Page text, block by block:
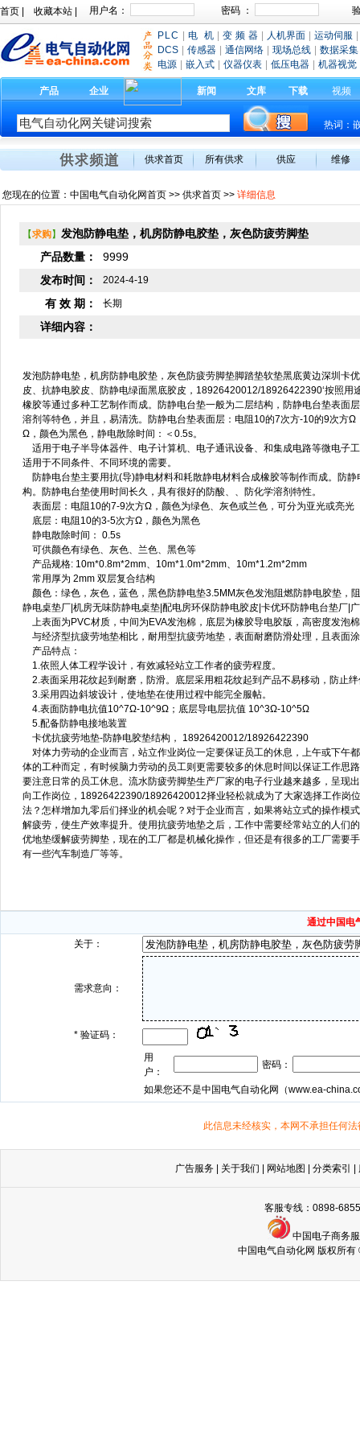
首页 收藏本站
PLC 电 机 变 频 器 人机界面 运动伺服
DCS
传感器 通信网络 现场总线
数据采集
电源
嵌入式 仪器仪表 低压电器 机器视觉
产品 企业 新闻 文库 下载 视频
热词：
供求首页 所有供求 供应 维修
您现在的位置： 中国电气自动化网首页 >> 供求首页 >> 详细信息
【求购】 发泡防静电垫，机房防静电胶垫，灰色防疲劳脚垫
产品数量：
9999
发布时间：
2024-4-19
有 效 期： 长期
详细内容：
发泡防静电垫，机房防静电胶垫，灰色防疲劳脚垫脚踏垫软垫黑底黄边深圳
皮、抗静电胶皮、防静电绿面黑底胶皮，18926420012/18926422390‘按照
橡胶等通过多种工艺制作而成。防静电台垫一般为二层结构，防静电台垫表面
溶剂等特色，并且，易清洗。防静电台垫表面层：电阻10的7次方-10的9次方
Ω，颜色为黑色，静电散除时间：＜0.5s。
适用于电子半导体器件、电子计算机、电子通讯设备、和集成电路等微电子
适用于不同条件、不同环境的需要。
防静电台垫主要用抗(导)静电材料和耗散静电材料合成橡胶等制作而成。防
构。防静电台垫使用时间长久，具有很好的防酸、、防化学溶剂特性。
表面层：电阻10的7-9次方Ω，颜色为绿色、灰色或兰色，可分为亚光或亮光
底层：电阻10的3-5次方Ω，颜色为黑色
静电散除时间： 0.5s
可供颜色有绿色、灰色、兰色、黑色等
产品规格: 10m*0.8m*2mm、10m*1.0m*2mm、10m*1.2m*2mm
常用厚为 2mm 双层复合结构
颜色：绿色，灰色，蓝色，黑色防静电垫3.5MM灰色发泡阻燃防静电胶垫，
静电桌垫厂|机房无味防静电桌垫|配电房环保防静电胶皮|卡优环防静电台垫厂|
上表面为PVC材质，中间为EVA发泡棉，底层为橡胶导电胶版，高密度发泡
与经济型抗疲劳地垫相比，耐用型抗疲劳地垫，表面耐磨防滑处理，且表面
产品特点：
1.依照人体工程学设计，有效减轻站立工作者的疲劳程度。
2.表面采用花纹起到耐磨，防滑。底层采用粗花纹起到产品不易移动，防止
3.采用四边斜坡设计，使地垫在使用过程中能完全服帖。
4.表面防静电抗值10^7Ω-10^9Ω；底层导电层抗值 10^3Ω-10^5Ω
5.配备防静电接地装置
卡优抗疲劳地垫-防静电胶垫结构， 18926420012/18926422390
对体力劳动的企业而言，站立作业岗位一定要保证员工的休息，上午或下午
体的工种而定，有时候脑力劳动的员工则更需要较多的休息时间以保证工作思
要注意日常的员工休息。流水防疲劳脚垫生产厂家的电子行业越来越多，呈现
向工作岗位，18926422390/18926420012择业轻松就成为了大家选择工作岗
法？怎样增加九零后们择业的机会呢？对于企业而言，如果将站立式的操作模
解疲劳，使生产效率提升。使用抗疲劳地垫之后，工作中需要经常站立的人们
优地垫缓解疲劳脚垫，现在的工厂都是机械化操作，但还是有很多的工厂需要
有一些汽车制造厂等等。
通过中国电
关于：
需求意向：
* 验证码：
用
户：
密码：
如果您还不是中国电气自动化网（www.ea-
此信息未经核实，本网不承担任何
广告服务 关于我们 网站地图 分类索引
客服专线：0898-
中国电子商务
中国电气自动化网 版权所